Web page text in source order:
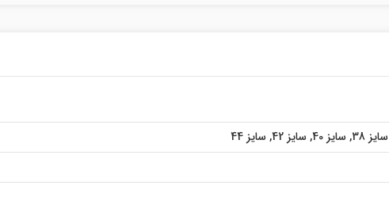
سایز 38 , سایز 40 , سایز 42 , سایز 44